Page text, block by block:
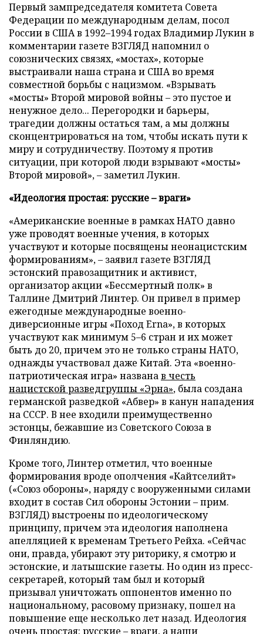
Первый зампредседателя комитета Совета
Федерации по международным делам, посол
России в США в 1992–1994 годах Владимир Лукин в
комментарии газете ВЗГЛЯД напомнил о
союзнических связях, «мостах», которые
выстраивали наша страна и США во время
совместной борьбы с нацизмом. «Взрывать
«мосты» Второй мировой войны – это пустое и
ненужное дело... Перегородки и барьеры,
трагедии должны остаться там, а мы должны
сконцентрироваться на том, чтобы искать пути к
миру и сотрудничеству. Поэтому я против
ситуации, при которой люди взрывают «мосты»
Второй мировой», – заметил Лукин.
«Идеология простая: русские – враги»
«Американские военные в рамках НАТО давно
уже проводят военные учения, в которых
участвуют и которые посвящены неонацистским
формированиям», – заявил газете ВЗГЛЯД
эстонский правозащитник и активист,
организатор акции «Бессмертный полк» в
Таллине Дмитрий Линтер. Он привел в пример
ежегодные международные военно-
диверсионные игры «Поход Erna», в которых
участвуют как минимум 5–6 стран и их может
быть до 20, причем это не только страны НАТО,
однажды участвовал даже Китай. Эта «военно-
патриотическая игра» названав честь
нацистской разведгруппы «Эрна», была создана
германской разведкой «Абвер» в канун нападения
на СССР. В нее входили преимущественно
эстонцы, бежавшие из Советского Союза в
Финляндию.
Кроме того, Линтер отметил, что военные
формирования вроде ополчения «Кайтселийт»
(«Союз обороны», наряду с вооруженными силами
входит в состав Сил обороны Эстонии – прим.
ВЗГЛЯД) выстроены по идеологическому
принципу, причем эта идеология наполнена
апелляцией к временам Третьего Рейха. «Сейчас
они, правда, убирают эту риторику, я смотрю и
эстонские, и латышские газеты. Но один из пресс-
секретарей, который там был и который
призывал уничтожать оппонентов именно по
национальному, расовому признаку, пошел на
повышение еще несколько лет назад. Идеология
очень простая: русские – враги, а наши